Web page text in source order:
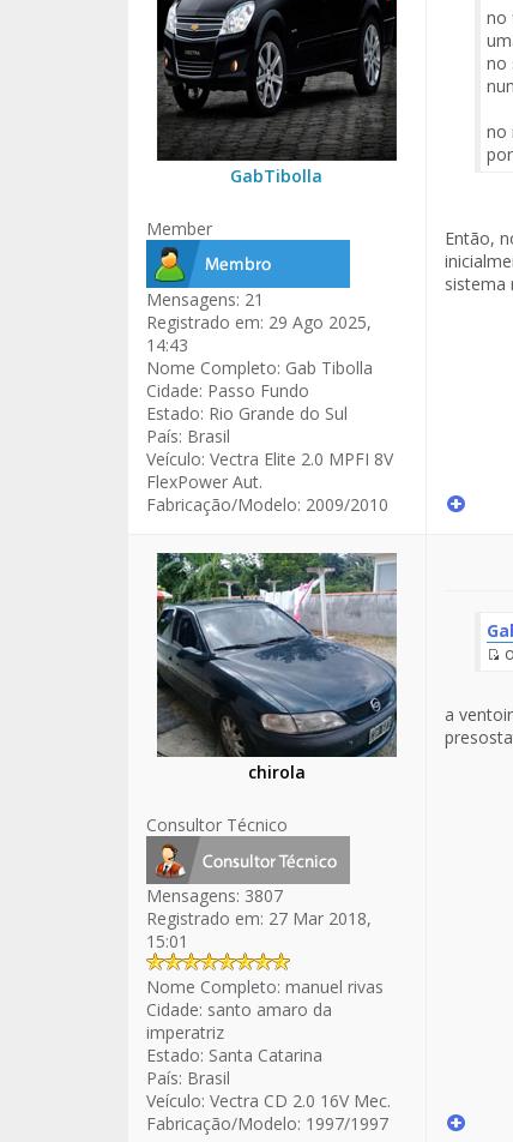
GabTibolla
Member
Mensagens: 21
Registrado em: 29 Ago 2025,
14:43
Nome Completo: Gab Tibolla
Cidade: Passo Fundo
Estado: Rio Grande do Sul
País: Brasil
Veículo: Vectra Elite 2.0 MPFI 8V
FlexPower Aut.
Fabricação/Modelo: 2009/2010
no
no
no
Então,
sistema
chirola
Consultor Técnico
Mensagens: 3807
Registrado em: 27 Mar 2018,
15:01
Nome Completo: manuel rivas
Cidade: santo amaro da
imperatriz
Estado: Santa Catarina
País: Brasil
Veículo: Vectra CD 2.0 16V Mec.
Fabricação/Modelo: 1997/1997
a